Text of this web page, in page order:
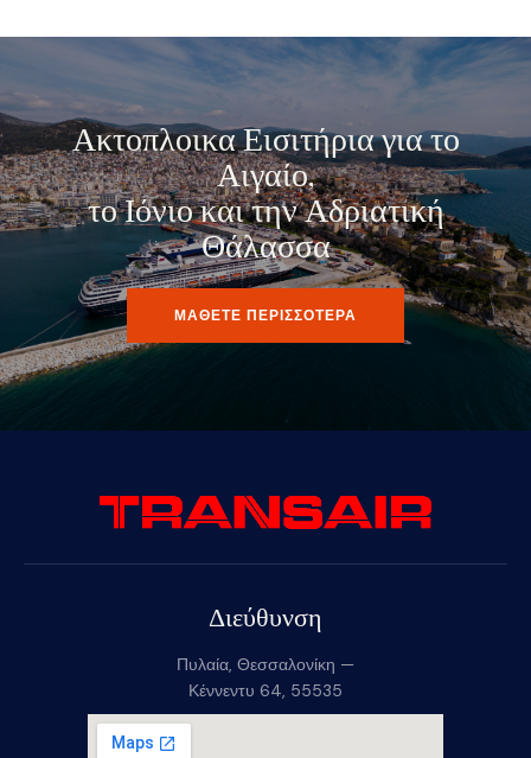
Ακτοπλοικα Εισιτήρια για το
Αιγαίο,
το Ιόνιο και την Αδριατική
Θάλασσα
ΜΑΘΕΤΕ ΠΕΡΙΣΣΟΤΕΡΑ
Διεύθυνση
Πυλαία, Θεσσαλονίκη —
Κέννεντυ 64, 55535